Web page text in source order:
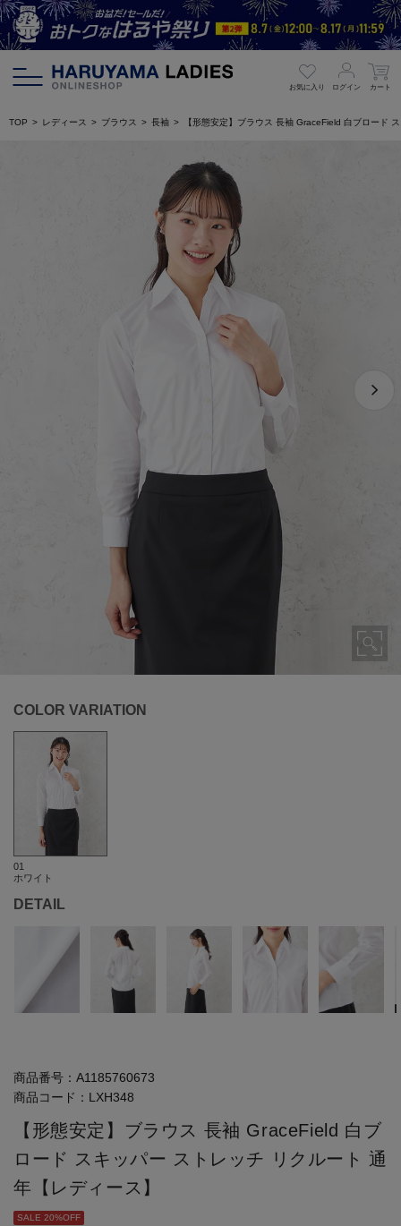
お気に入り ログイン カート
TOP レディース ブラウス 長袖 【形態安定】ブラウス 長袖 GraceField 白ブロード
COLOR VARIATION
01
ホワイト
DETAIL
商品番号： A1185760673
商品コード： LXH348
【形態安定】ブラウス 長袖 GraceField 白ブ
ロード スキッパー ストレッチ リクルート 通
年【レディース】
SALE 20%OFF